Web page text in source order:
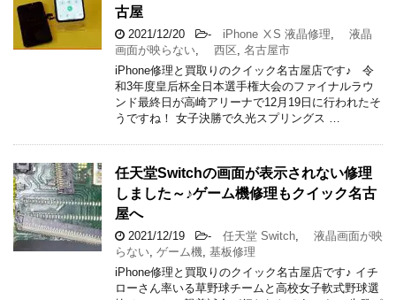
古屋
2021/12/20 - iPhone ⅩS 液晶修理
液晶
画面が映らない
西区 名古屋市
iPhone修理と買取りのクイック名古屋店です♪ 令
和3年度皇后杯全日本選手権大会のファイナルラウ
ンド最終日が高崎アリーナで12月19日に行われたそ
うですね！ 女子決勝で久光スプリングス …
任天堂Switchの画面が表示されない修理
しました～♪ゲーム機修理もクイック名古
屋へ
2021/12/19 - 任天堂 Switch
液晶画面が映
らない ゲーム機 基板修理
iPhone修理と買取りのクイック名古屋店です♪ イチ
ローさん率いる草野球チームと高校女子軟式野球選